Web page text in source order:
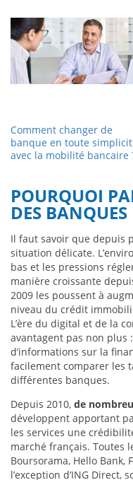
Comment changer de
banque en toute
avec la mobilité bancaire
POURQUOI
DES
Il faut savoir que depuis
situation délicate.
bas et les pressions
manière croissante
2009 les poussent à
niveau du crédit
L’ère du digital et de la
avantagent pas non plus
d’informations sur la
facilement comparer les
différentes banques.
Depuis 2010, de
développent apportant
les services une
marché français. Toutes
Boursorama, Hello Bank,
l’exception d’ING Direct,